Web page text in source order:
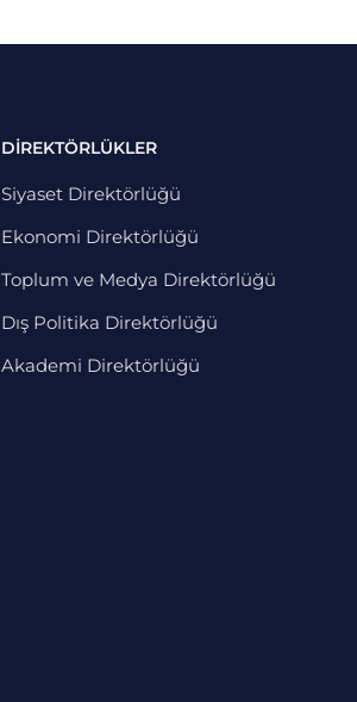
DİREKTÖRLÜKLER
Siyaset Direktörlüğü
Ekonomi Direktörlüğü
Toplum ve Medya Direktörlüğü
Dış Politika Direktörlüğü
Akademi Direktörlüğü